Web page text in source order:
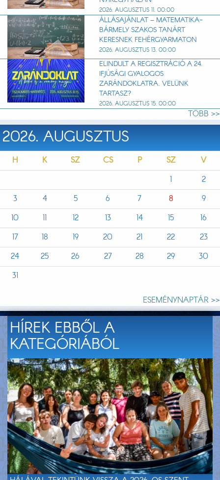
2026. AUGUSZTUS 11. 00:00
ÁLLÁSAJÁNLAT – MATEMATIKA-
BÁRMELY SZAKOS TANÁRT
KERESNEK FEHÉRGYARMATON
2026. AUGUSZTUS 13. 00:00
ELINDULT A REGISZTRÁCIÓ A 24.
IFJÚSÁGI GYALOGOS
ZARÁNDOKLATRA. VELÜNK
TARTASZ?
2026. AUGUSZTUS 15. 00:00
TÖBB >>
2026. AUGUSZTUS
H K SZ CS P SZ
V
1
2
3
4 5 6 7 8
9
10
11 12 13 14 15
16
17
18 19 20 21 22
23
24
25 26 27 28 29
30
31
ESEMÉNYNAPTÁR >>
HÍREK EBBŐL A
KATEGÓRIÁBÓL